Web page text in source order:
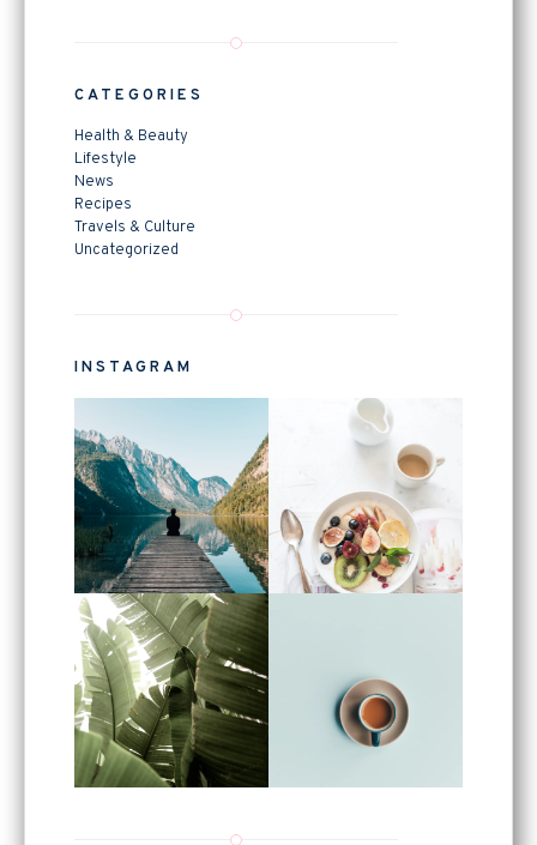
CATEGORIES
Health & Beauty
Lifestyle
News
Recipes
Travels & Culture
Uncategorized
INSTAGRAM